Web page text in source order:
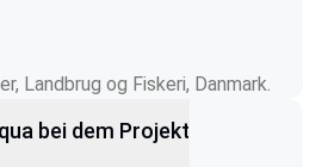
Landbrug og Fiskeri, Danmark.
bei dem Projekt